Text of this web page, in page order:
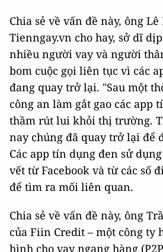
Chia sẻ về vấn đề này, ông
Tienngay.vn cho hay, sở dĩ
nhiều người vay và người
bom cuộc gọi liên tục vì các
đang quay trở lại. "Sau một
công an làm gắt gao các app
thầm rút lui khỏi thị trường.
nay chúng đã quay trở lại để
Các app tín dụng đen sử
vết từ Facebook và từ các số
để tìm ra mối liên quan.
Chia sẻ về vấn đề này, ông
của Fiin Credit – một công ty
hình cho vay ngang hàng